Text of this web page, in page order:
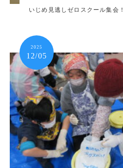
いじめ見逃しゼロスクール集会！
2025
12/05